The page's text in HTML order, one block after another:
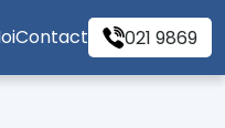
Contact 021 9869